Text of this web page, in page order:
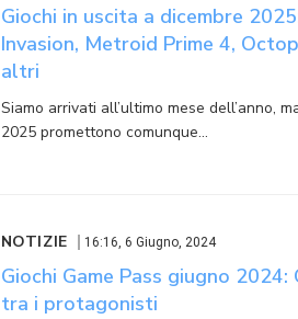
Giochi in uscita a dicembre
Invasion, Metroid Prime 4,
altri
Siamo arrivati all’ultimo mese dell’anno,
2025 promettono comunque…
NOTIZIE 16:16, 6 Giugno, 2024
Giochi Game Pass giugno
tra i protagonisti